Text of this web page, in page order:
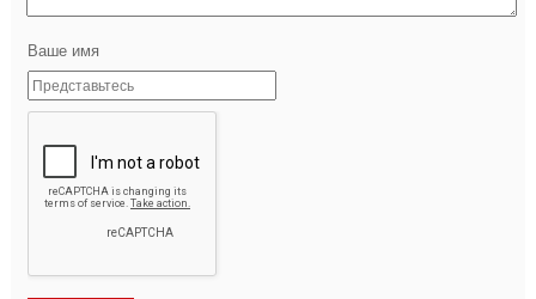
Ваше имя